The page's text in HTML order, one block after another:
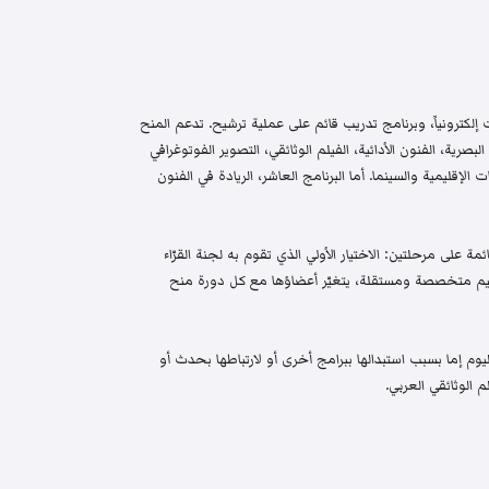
وبرنامج تدريب قائم على عملية ترشيح. تدعم المنح
الفنون الأدائية، الفيلم الوثائقي، التصوير الفوتوغرافي
والسينما. أما البرنامج العاشر، الريادة في الفنون
قائمة على مرحلتين: الاختيار الأولي الذي تقوم به لجنة القرّاء
متخصصة ومستقلة، يتغيّر أعضاؤها مع كل دورة منح
إما بسبب استبدالها ببرامج أخرى أو لارتباطها بحدث أو
الوثائقي العربي.